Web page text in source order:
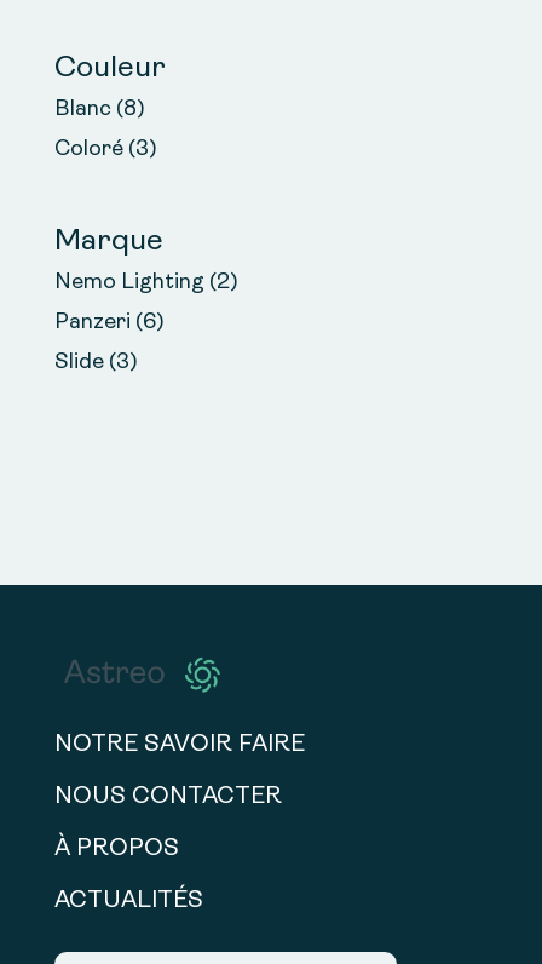
Couleur
Blanc (8)
Coloré (3)
Marque
Nemo Lighting (2)
Panzeri (6)
Slide (3)
NOTRE SAVOIR FAIRE
NOUS CONTACTER
À PROPOS
ACTUALITÉS